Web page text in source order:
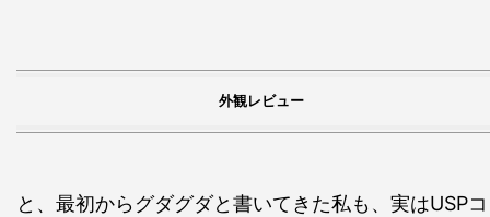
外観レビュー
と、最初からグダグダと書いてきた私も、実はUSPコ